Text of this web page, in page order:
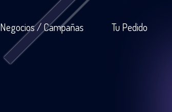
Negocios / Campañas Tu Pedido